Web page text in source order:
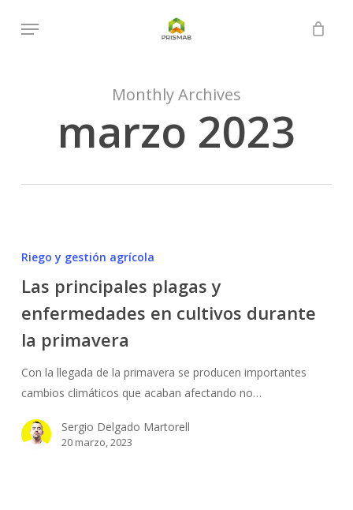
Menu
Close
Monthly Archives
marzo 2023
principales
y
enfermedades
en
cultivos
durante
la
Riego y gestión agrícola
Las principales plagas y
enfermedades en cultivos durante
la primavera
Con la llegada de la primavera se producen importantes
cambios climáticos que acaban afectando no…
Sergio Delgado Martorell
20 marzo, 2023